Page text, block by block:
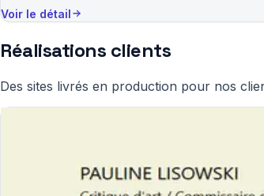
Voir le détail
Réalisations clients
Des sites livrés en production pour nos